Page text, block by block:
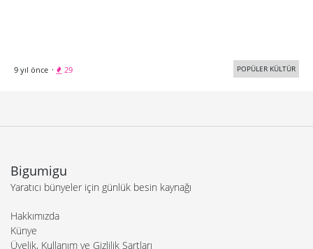
9 yıl önce · 29 POPÜLER KÜLTÜR
Bigumigu
Yaratıcı bünyeler için günlük besin kaynağı
Hakkımızda
Künye
Üyelik, Kullanım ve Gizlilik Şartları